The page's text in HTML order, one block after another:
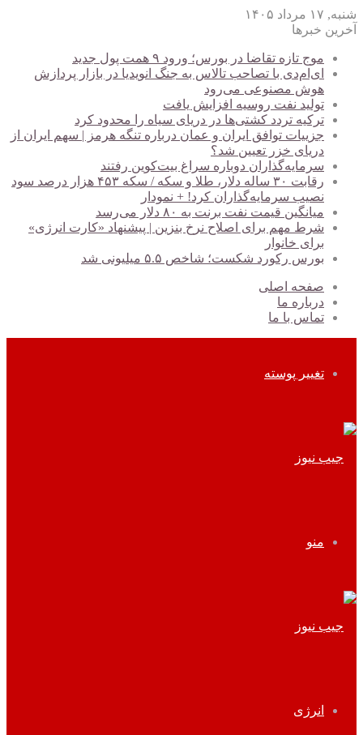
شنبه, ۱۷ مرداد ۱۴۰۵
آخرین خبرها
موج تازه تقاضا در بورس؛ ورود ۹ همت پول جدید
ای‌ام‌دی با تصاحب تالاس به جنگ انویدیا در بازار پردازش
هوش مصنوعی می‌رود
تولید نفت روسیه افزایش یافت
ترکیه تردد کشتی‌ها در دریای سیاه را محدود کرد
جزییات توافق ایران و عمان درباره تنگه هرمز | سهم ایران از
دریای خزر تعیین شد؟
سرمایه‌گذاران دوباره سراغ بیت‌کوین رفتند
رقابت ۳۰ ساله دلار، طلا و سکه / سکه ۴۵۳ هزار درصد سود
نصیب سرمایه‌گذاران کرد! + نمودار
میانگین قیمت نفت برنت به ۸۰ دلار می‌رسد
شرط مهم برای اصلاح نرخ بنزین | پیشنهاد «کارت انرژی»
برای خانوار
بورس رکورد شکست؛ شاخص ۵.۵ میلیونی شد
صفحه اصلی
درباره ما
تماس با ما
تغییر پوسته
منو
انرژی